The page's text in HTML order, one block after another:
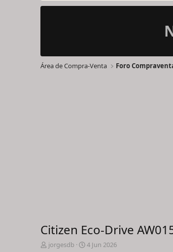
Área de Compra-Venta Foro
Citizen Eco-Drive
Ijorgesdb
F
4 Jun 2026